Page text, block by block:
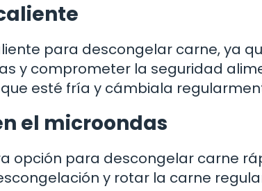
para descongelar carne, ya
y comprometer la seguridad
esté fría y cámbiala
el microondas
opción para descongelar carne
y rotar la carne